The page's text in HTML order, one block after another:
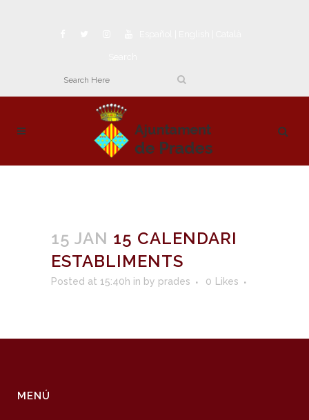
15 JAN 15 CALENDARI
ESTABLIMENTS
Posted at 15:40h in by prades 0 Likes
MENÚ